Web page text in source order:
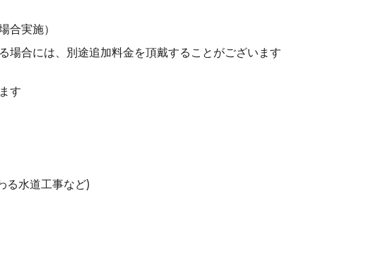
合実施）
合には、別途追加料金を頂戴することがございます
す
る水道工事など)